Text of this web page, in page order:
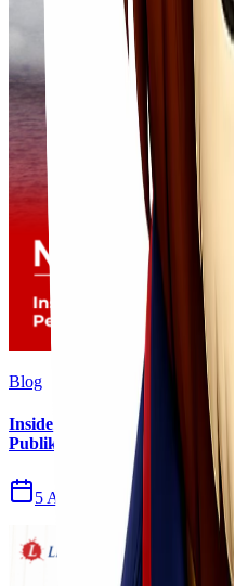
Blog
Insiden Kebakaran KM
Publik
5 Agu 2026